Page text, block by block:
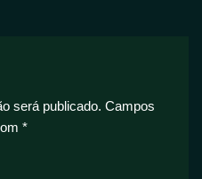
será publicado. Campos
*